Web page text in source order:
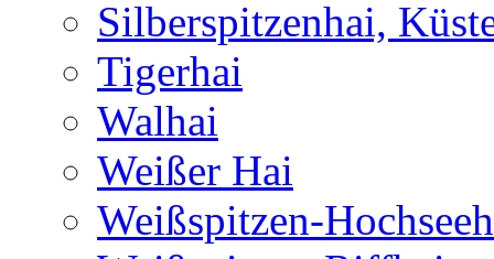
Silberspitzenhai,
Tigerhai
Walhai
Weißer Hai
Weißspitzen-